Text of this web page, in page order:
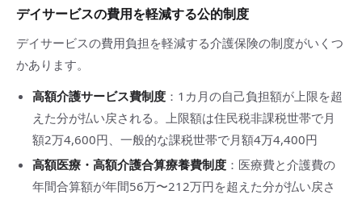
デイサービスの費用を軽減する公的制度
デイサービスの費用負担を軽減する介護保険の制度がいくつ
かあります。
高額介護サービス費制度 ：1カ月の自己負担額が上限を超
えた分が払い戻される。上限額は住民税非課税世帯で月
額2万4,600円、一般的な課税世帯で月額4万4,400円
高額医療・高額介護合算療養費制度 ：医療費と介護費の
年間合算額が年間56万〜212万円を超えた分が払い戻さ